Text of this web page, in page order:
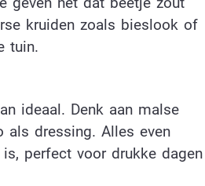
kruiden zoals bieslook of
tuin.
ideaal. Denk aan malse
als dressing. Alles even
perfect voor drukke dagen